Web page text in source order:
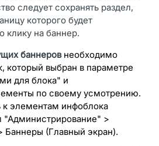
следует сохранять раздел,
которого будет
клику на баннер.
баннеровнеобходимо
который выбран в параметре
для блока" и
по своему усмотрению.
элементам инфоблока
>
Баннеры (Главный экран).